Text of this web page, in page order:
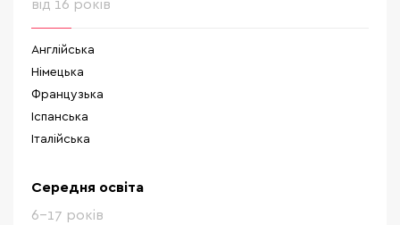
від 16 років
Англійська
Німецька
Французька
Іспанська
Італійська
Середня освіта
6-17 років